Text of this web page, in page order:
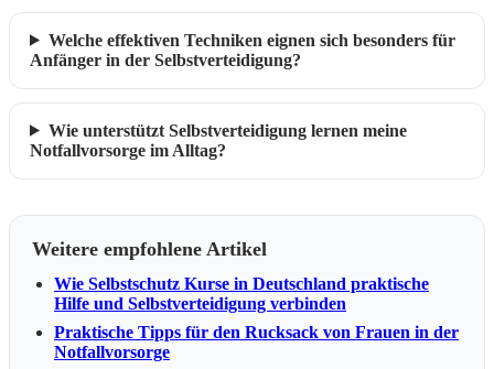
Welche effektiven Techniken eignen sich besonders für
Anfänger in der Selbstverteidigung?
Wie unterstützt Selbstverteidigung lernen meine
Notfallvorsorge im Alltag?
Weitere empfohlene Artikel
Wie Selbstschutz Kurse in Deutschland praktische
Hilfe und Selbstverteidigung verbinden
Praktische Tipps für den Rucksack von Frauen in der
Notfallvorsorge